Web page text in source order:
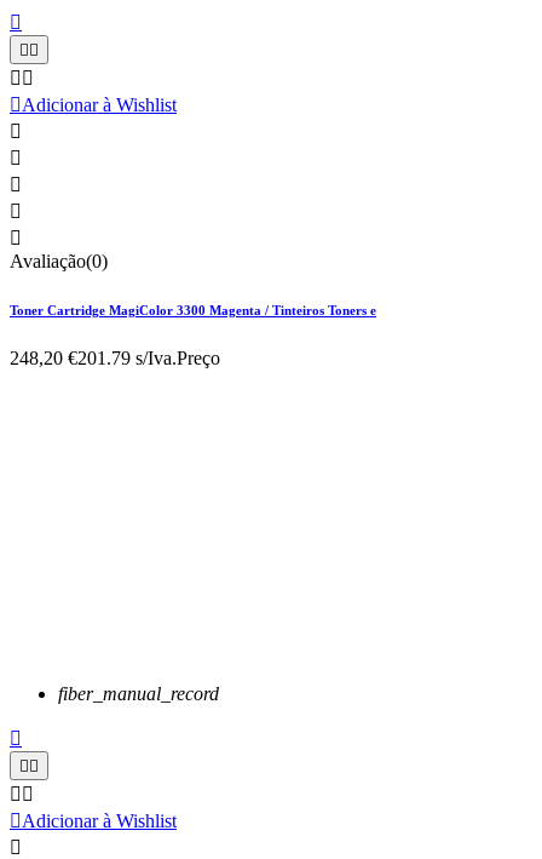


 
Adicionar à Wishlist





Avaliação(0)
Toner Cartridge MagiColor 3300 Magenta / Tinteiros Toners e
248,20 €201.79 s/Iva.Preço
fiber_manual_record


 
Adicionar à Wishlist
